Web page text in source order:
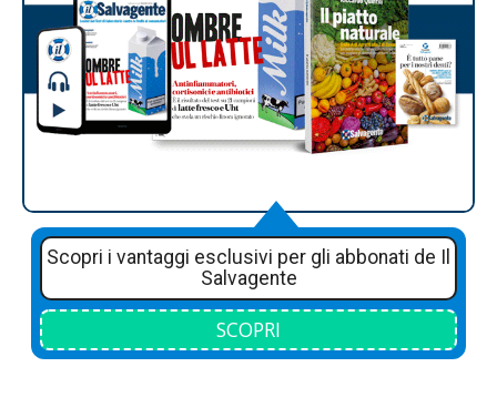
Scopri i vantaggi esclusivi per gli abbonati de Il
Salvagente
SCOPRI